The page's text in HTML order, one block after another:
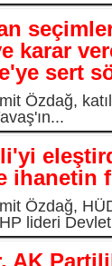
karar
sert
Özdağ,
ihanetin
Özdağ,
lideri
AK